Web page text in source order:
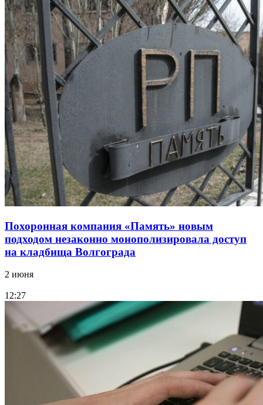
Похоронная компания «Память» новым
подходом незаконно монополизировала доступ
на кладбища Волгограда
2 июня
12:27